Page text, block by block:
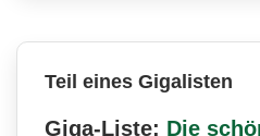
Teil eines Gigalisten
Giga-Liste: Die